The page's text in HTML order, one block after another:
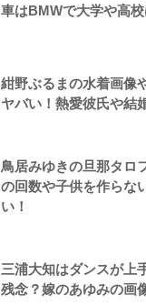
車はBMWで大学や高校
紺野ぶるまの水着画像
ヤバい！熱愛彼氏や結
鳥居みゆきの旦那タロ
の回数や子供を作らな
い！
三浦大知はダンスが上
残念？嫁のあゆみの画